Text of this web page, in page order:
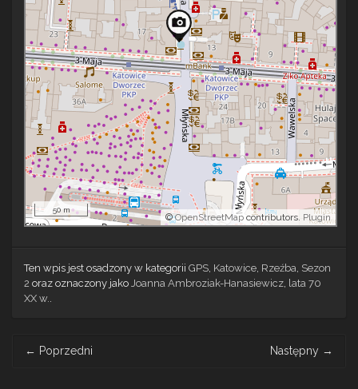
©OpenStreetMap contributors. Plugin
50 m
Ten wpis jest osadzony w kategorii GPS Katowice Rzeźba Sezon
2 oraz oznaczony jako Joanna Ambroziak-Hanasiewicz
lata 70
XX w.
navigation
← Poprzedni Następny →